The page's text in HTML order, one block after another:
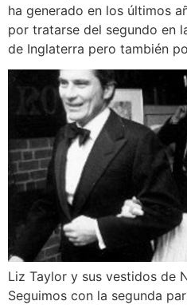
ha generado en los últimos
por tratarse del segundo en
de Inglaterra pero también
Liz Taylor y sus vestidos de
Seguimos con la segunda